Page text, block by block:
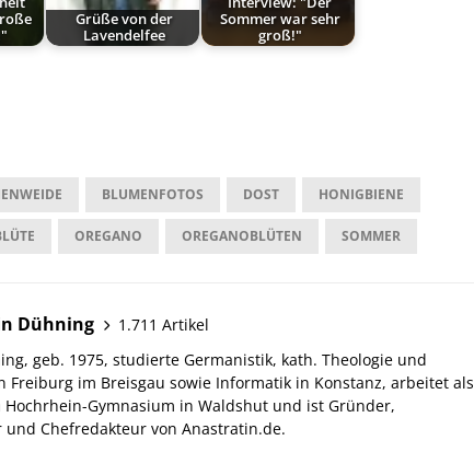
Grüße von der
Lavendelfee
Sommer war sehr
groß!"
BLUMENFOTOS DOST HONIGBIENE
OREGANO OREGANOBLÜTEN SOMMER
Dühning
1.711 Artikel
geb. 1975, studierte Germanistik, kath. Theologie und
Freiburg im Breisgau sowie Informatik in Konstanz, arbeitet als
Hochrhein-Gymnasium in Waldshut und ist Gründer,
und Chefredakteur von Anastratin.de.